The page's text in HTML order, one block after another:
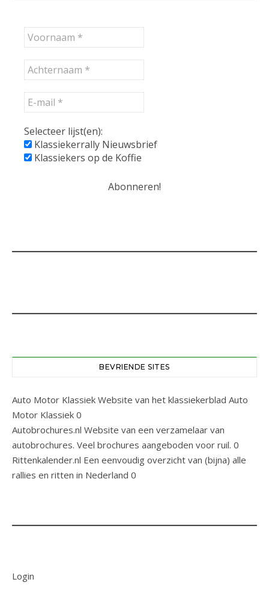
Selecteer lijst(en):
Klassiekerrally Nieuwsbrief
Klassiekers op de Koffie
BEVRIENDE SITES
Auto Motor Klassiek Website van het klassiekerblad Auto
Motor Klassiek 0
Autobrochures.nl Website van een verzamelaar van
autobrochures. Veel brochures aangeboden voor ruil. 0
Rittenkalender.nl Een eenvoudig overzicht van (bijna) alle
rallies en ritten in Nederland 0
Login